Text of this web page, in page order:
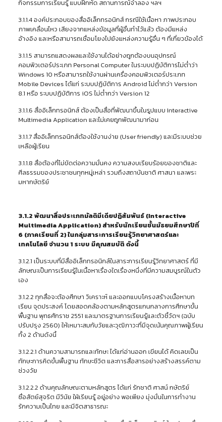
กิจกรรมการเรียนรู้ แบบฝึกหัด สถานการณ์จำลอง ฯลฯ
3.1.1.4 องค์ประกอบของสื่ออิเล็กทรอนิกส์ กรณีใช้เนื้อหา ภาพประกอบ
ภาพเคลื่อนไหว เสียงจากแหล่งข้อมูลที่ผู้อื่นทำไว้แล้ว ต้องมีแหล่ง
อ้างอิง และหรือสามารถเชื่อมโยงไปยังแหล่งความรู้อื่น ๆ ที่เกี่ยวข้องได้
3.1.1.5 สามารถแสดงผลและใช้งานได้อย่างถูกต้องบนอุปกรณ์
คอมพิวเตอร์ประเภท Personal Computer ในระบบปฏิบัติการไม่ต่ำว่า
Windows 10 หรือสามารถใช้งานผ่านเครื่องคอมพิวเตอร์ประเภท
Mobile Devices ได้แก่ ระบบปฏิบัติการ Android ไม่ต่ำกว่า Version
8.1 หรือ ระบบปฏิบัติการ iOS ไม่ต่ำกว่า Version 12
3.1.1.6 สื่ออิเล็กทรอนิกส์ ต้องเป็นสื่อที่พัฒนาขึ้นในรูปแบบ Interactive
Multimedia Application และไม่เคยถูกพัฒนามาก่อน
3.1.1.7 สื่ออิเล็กทรอนิกส์ต้องใช้งานง่าย (User friendly) และมีระบบช่วย
เหลือผู้เรียน
3.1.1.8 สื่อต้องที่ไม่ขัดต่อความมั่นคง ความสงบเรียบร้อยของชาติและ
ศีลธรรมของประชาชนทุกหมู่เหล่า รวมถึงสถาบันชาติ ศาสนา และพระ
มหากษัตริย์
3.1.2 พัฒนาสื่อประเภทมัลติมีเดียปฏิสัมพันธ์ (Interactive
Multimedia Application) สำหรับนักเรียนชั้นมัธยมศึกษาปีที่
6 (ภาคเรียนที่ 2) ในกลุ่มสาระการเรียนรู้วิทยาศาสตร์และ
เทคโนโลยีจำนวน 1 ระบบ มีคุณสมบัติ ดังนี้
3.1.2.1 เป็นระบบที่มีสื่ออิเล็กทรอนิกส์ในสาระการเรียนรู้วิทยาศาสตร์ ที่มี
ลักษณะเป็นการเรียนรู้ในเนื้อหาเรื่องใดเรื่องหนึ่งที่มีความสมบูรณ์ในตัว
เอง
3.1.2.2 ทุกสื่อจะต้องศึกษา วิเคราะห์ และออกแบบโครงสร้างเนื้อหาบท
เรียน จุดประสงค์ โดยสอดคล้องตามหลักสูตรแกนกลางการศึกษาขั้น
พื้นฐาน พุทธศักราช 2551 และมาตรฐานการเรียนรู้และตัวชี้วัดฯ (ฉบับ
ปรับปรุง 2560) ให้เหมาะสมกับวัยและวุฒิภาวะที่มีจุดเน้นคุณภาพผู้เรียน
ทั้ง 2 ด้านดังนี้
3.1.2.2.1 ด้านความสามารถและทักษะ ได้แก่อ่านออก เขียนได้ คิดเลขเป็น
ทักษะการคิดขั้นพื้นฐาน ทักษะชีวิต และการสื่อสารอย่างสร้างสรรค์ตาม
ช่วงวัย
3.1.2.2.2 ด้านคุณลักษณะตามหลักสูตร ได้แก่ รักชาติ ศาสน์ กษัตริย์
ซื่อสัตย์สุจริต มีวินัย ใฝ่เรียนรู้ อยู่อย่าง พอเพียง มุ่งมั่นในการทำงาน
รักความเป็นไทย และมีจิตสาธารณะ